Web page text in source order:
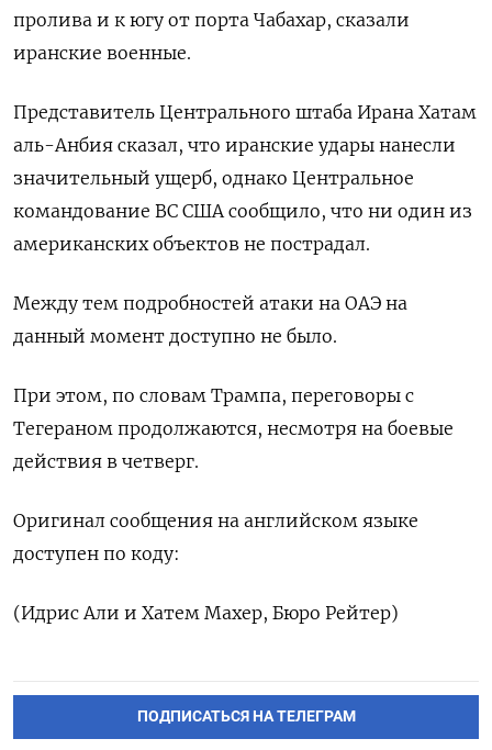
пролива и к югу от порта Чабахар, сказали
иранские военные.
Представитель Центрального штаба Ирана Хатам
аль-Анбия сказал, что иранские удары нанесли
значительный ​ущерб, однако Центральное
командование ⁠ВС США сообщило, что ни один из
американских объектов не пострадал.
Между тем подробностей атаки ‌на ОАЭ на
данный момент доступно не было.
При этом, по ‌словам Трампа, переговоры с
Тегераном продолжаются, несмотря на боевые
действия в четверг.
Оригинал ​сообщения на английском языке
доступен по коду:
(Идрис ‌Али и Хатем Махер, Бюро Рейтер)
ПОДПИСАТЬСЯ НА ТЕЛЕГРАМ